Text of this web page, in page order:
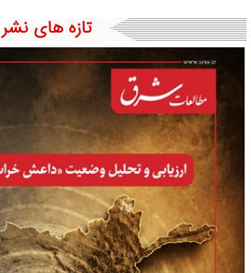
تازه های نشر